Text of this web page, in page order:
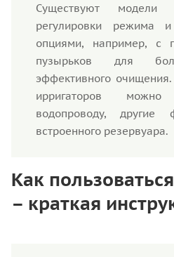
Существуют модели
регулировки режима
опциями, например, с
пузырьков для
эффективного
ирригаторов
водопроводу, другие
встроенного резервуара.
Как
– краткая